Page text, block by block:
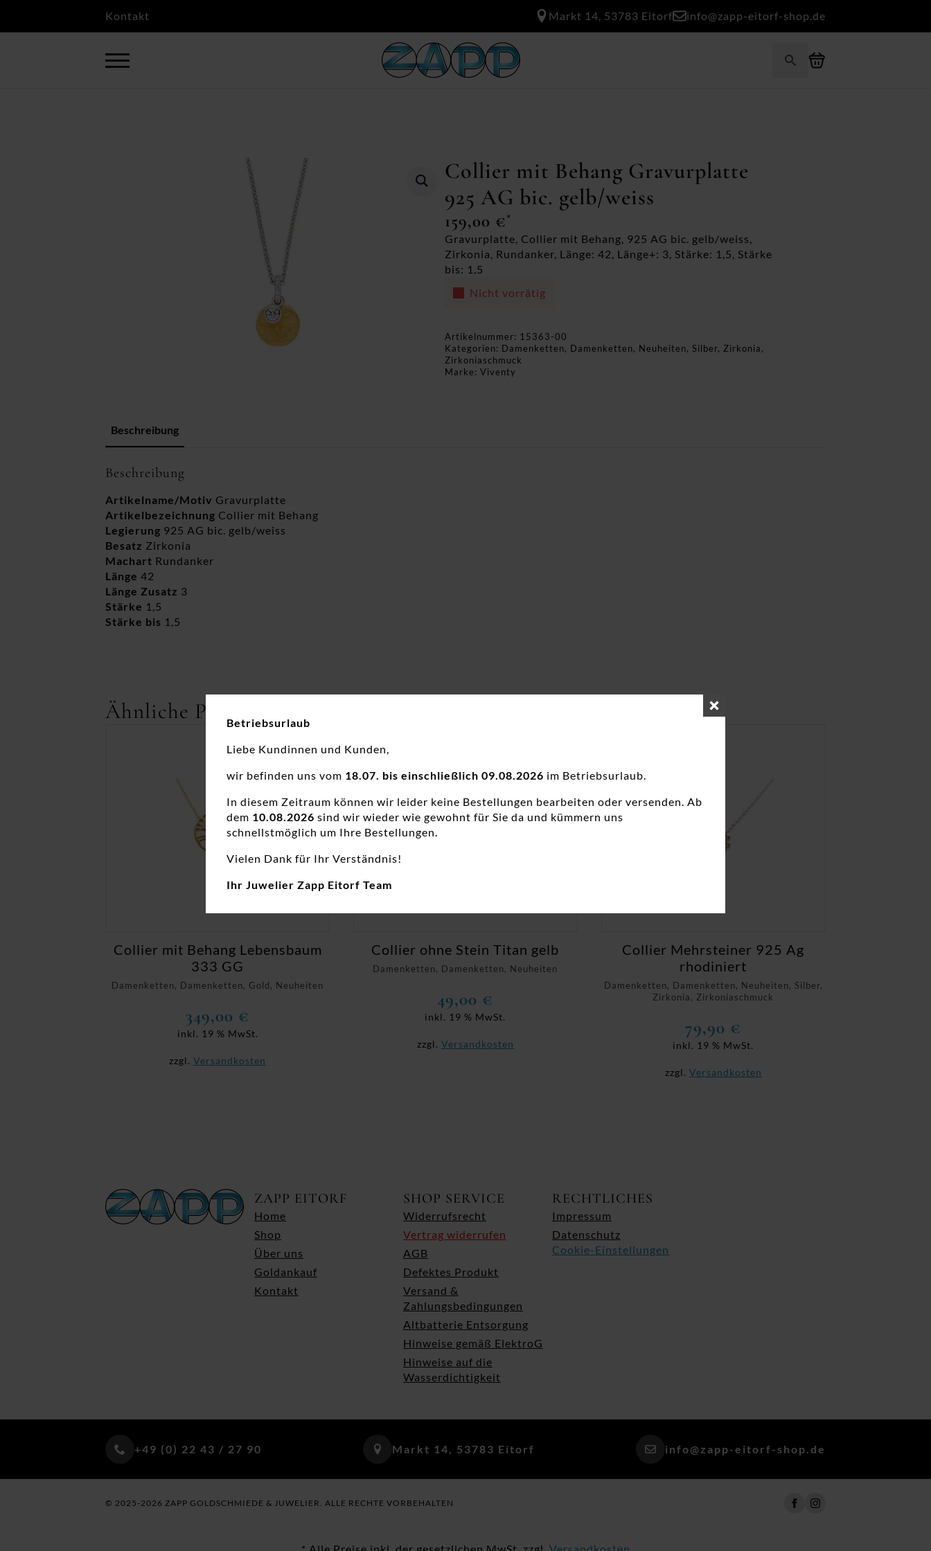
Kontakt Markt 14, 53783 Eitorf info@zapp-eitorf-shop.de
Collier mit Behang Gravurplatte
925 AG bic. gelb/weiss
159,00 €*
Gravurplatte, Collier mit Behang, 925 AG bic. gelb/weiss,
Zirkonia, Rundanker, Länge: 42, Länge+: 3, Stärke: 1,5, Stärke
bis: 1,5
Nicht vorrätig
Artikelnummer: 15363-00
Kategorien: Damenketten, Damenketten, Neuheiten, Silber, Zirkonia,
Zirkoniaschmuck
Marke: Viventy
Beschreibung
Beschreibung
Artikelname/Motiv Gravurplatte
Artikelbezeichnung Collier mit Behang
Legierung 925 AG bic. gelb/weiss
Besatz Zirkonia
Machart Rundanker
Länge 42
Länge Zusatz 3
Stärke 1,5
Stärke bis 1,5
Ähnliche Produkte
Damenketten, Damenketten, Gold, Neuheiten
Collier mit Behang Lebensbaum
333 GG
349,00 €
inkl. 19 % MwSt.
zzgl.Versandkosten
Damenketten, Damenketten, Neuheiten
Collier ohne Stein Titan gelb
49,00 €
inkl. 19 % MwSt.
zzgl. Versandkosten
Damenketten, Damenketten, Neuheiten, Silber,
Zirkonia, Zirkoniaschmuck
Collier Mehrsteiner 925 Ag
rhodiniert
79,90 €
inkl. 19 % MwSt.
zzgl. Versandkosten
ZAPP EITORF
Home
Shop
Über uns
Goldankauf
Kontakt
SHOP SERVICE
Widerrufsrecht
Vertrag widerrufen
AGB
Defektes Produkt
Versand &
Zahlungsbedingungen
Altbatterie Entsorgung
Hinweise gemäß ElektroG
Hinweise auf die
Wasserdichtigkeit
RECHTLICHES
Impressum
Datenschutz
Cookie-Einstellungen
+49 (0) 22 43 / 27 90 Markt 14, 53783 Eitorf info@zapp-eitorf-shop.de
© 2025-2026 ZAPP GOLDSCHMIEDE & JUWELIER. ALLE RECHTE VORBEHALTEN
Betriebsurlaub
Liebe Kundinnen und Kunden,
wir befinden uns vom 18.07. bis einschließlich 09.08.2026 im Betriebsurlaub.
In diesem Zeitraum können wir leider keine Bestellungen bearbeiten oder versenden. Ab
dem 10.08.2026 sind wir wieder wie gewohnt für Sie da und kümmern uns
schnellstmöglich um Ihre Bestellungen.
Vielen Dank für Ihr Verständnis!
Ihr Juwelier Zapp Eitorf Team